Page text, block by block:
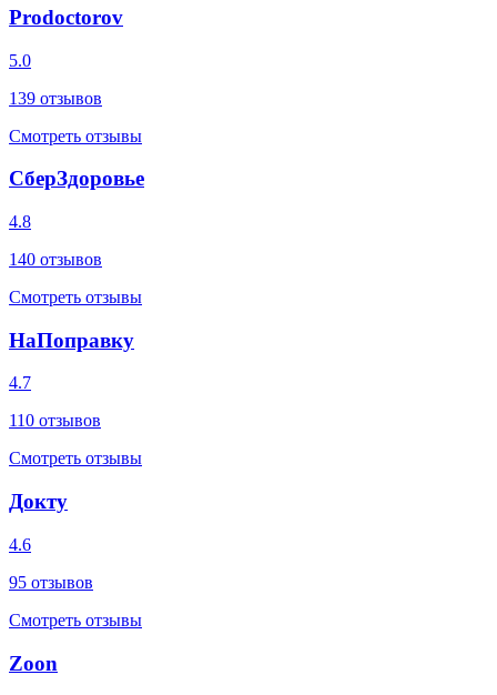
Prodoctorov
5.0
139 отзывов
Смотреть отзывы
СберЗдоровье
4.8
140 отзывов
Смотреть отзывы
НаПоправку
4.7
110 отзывов
Смотреть отзывы
Докту
4.6
95 отзывов
Смотреть отзывы
Zoon